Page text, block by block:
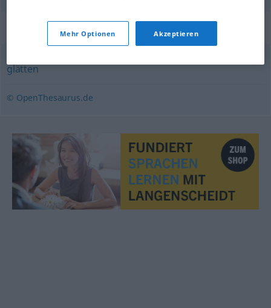
Synonyme für "polieren"
glätten
© OpenThesaurus.de
Mehr Optionen Akzeptieren